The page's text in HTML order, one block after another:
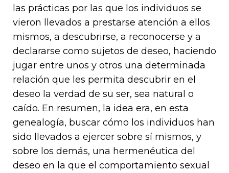
las prácticas por las que los individuos se
vieron llevados a prestarse atención a ellos
mismos, a descubrirse, a reconocerse y a
declararse como sujetos de deseo, haciendo
jugar entre unos y otros una determinada
relación que les permita descubrir en el
deseo la verdad de su ser, sea natural o
caído. En resumen, la idea era, en esta
genealogía, buscar cómo los individuos han
sido llevados a ejercer sobre sí mismos, y
sobre los demás, una hermenéutica del
deseo en la que el comportamiento sexual